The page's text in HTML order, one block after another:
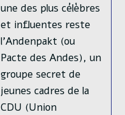
une des plus célèbres
et influentes reste
l’Andenpakt (ou
Pacte des Andes), un
groupe secret de
jeunes cadres de la
CDU (Union